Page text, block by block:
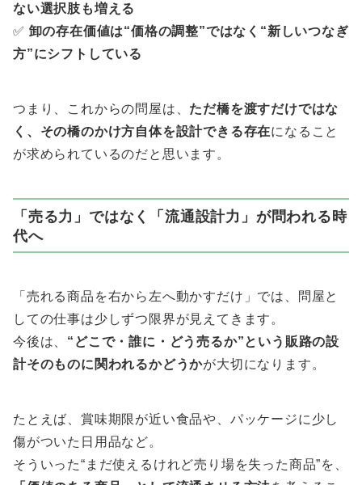
ない選択肢も増える
✅ 卸の存在価値は“価格の調整”ではなく“新しいつなぎ
方”にシフトしている
つまり、これからの問屋は、 ただ橋を渡すだけではな
く、その橋のかけ方自体を設計できる存在になること
が求められているのだと思います。
「売る力」ではなく「流通設計力」が問われる時
代へ
「売れる商品を右から左へ動かすだけ」では、問屋と
しての仕事は少しずつ限界が見えてきます。
今後は、 “どこで・誰に・どう売るか”という販路の設
計そのものに関われるかどうかが大切になります。
たとえば、賞味期限が近い食品や、パッケージに少し
傷がついた日用品など。
そういった“まだ使えるけれど売り場を失った商品”を、